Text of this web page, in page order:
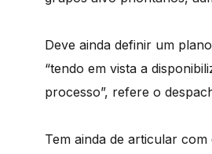
Deve ainda definir um
“tendo em vista a
processo”, refere o
Tem ainda de articular